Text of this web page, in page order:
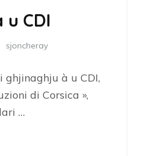
u CDI
sjoncheray
ghjinaghju à u CDI,
di Corsica »,
…